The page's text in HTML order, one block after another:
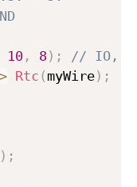
10, 8) ;
// IO,
Rtc ( myWire) ;
;